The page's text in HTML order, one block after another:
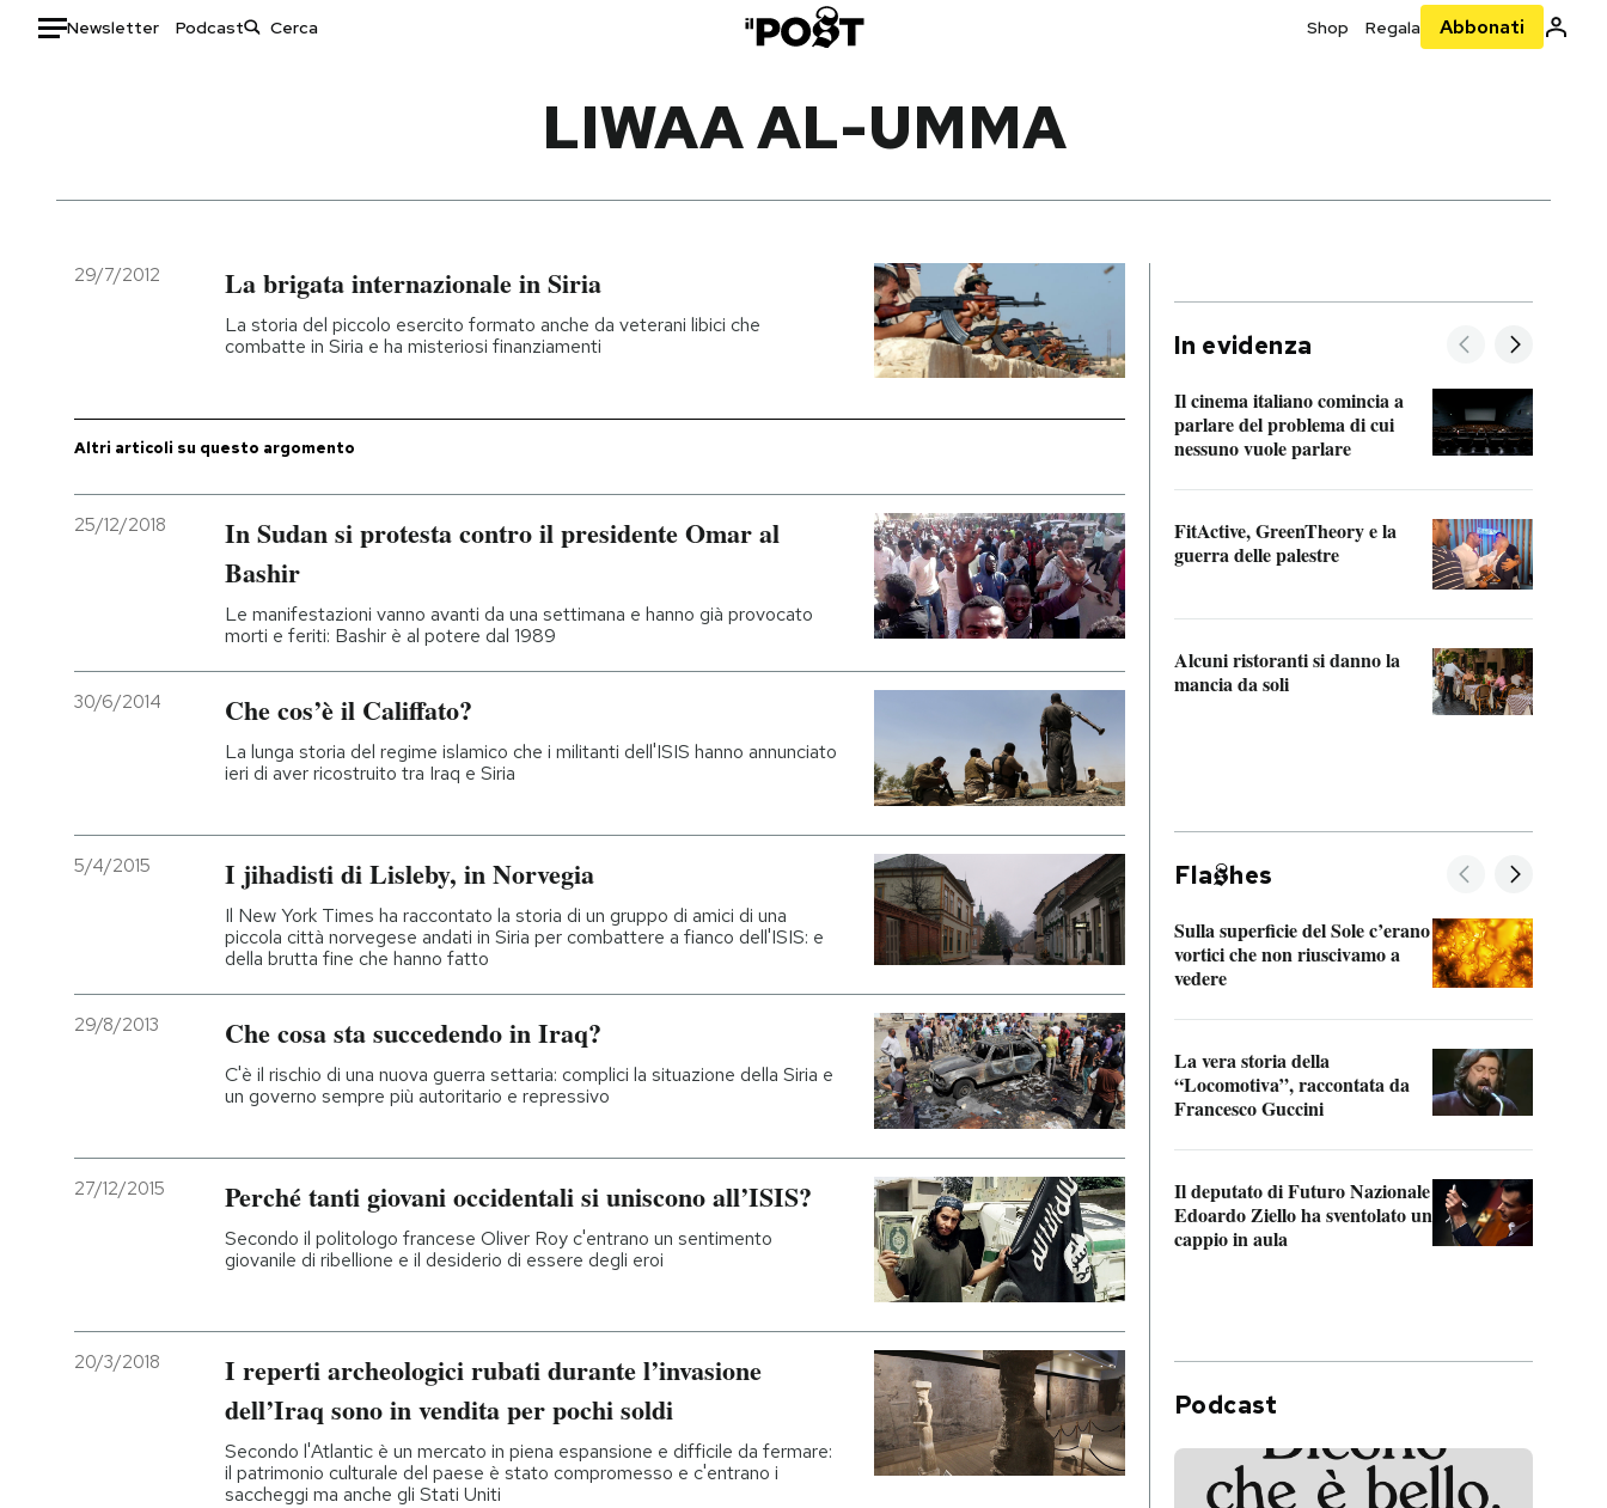
Newsletter Podcast Shop Regala Abbonati
Italia
Politica
Economia
Moda
Storie/Idee
Ok Boomer!
Altrecose
Entra
LIWAA AL-UMMA
29/7/2012 La brigata internazionale in Siria
La storia del piccolo esercito formato anche da veterani libici che
combatte in Siria e ha misteriosi finanziamenti
Altri articoli su questo argomento
25/12/2018
In Sudan si protesta contro il presidente Omar al
Bashir
Le manifestazioni vanno avanti da una settimana e hanno già provocato
morti e feriti: Bashir è al potere dal 1989
30/6/2014 Che cos’è il Califfato?
La lunga storia del regime islamico che i militanti dell'ISIS hanno annunciato
ieri di aver ricostruito tra Iraq e Siria
5/4/2015 I jihadisti di Lisleby, in Norvegia
Il New York Times ha raccontato la storia di un gruppo di amici di una
piccola città norvegese andati in Siria per combattere a fianco dell'ISIS: e
della brutta fine che hanno fatto
29/8/2013 Che cosa sta succedendo in Iraq?
C'è il rischio di una nuova guerra settaria: complici la situazione della Siria e
un governo sempre più autoritario e repressivo
27/12/2015 Perché tanti giovani occidentali si uniscono all’ISIS?
Secondo il politologo francese Oliver Roy c'entrano un sentimento
giovanile di ribellione e il desiderio di essere degli eroi
20/3/2018
I reperti archeologici rubati durante l’invasione
dell’Iraq sono in vendita per pochi soldi
Secondo l'Atlantic è un mercato in piena espansione e difficile da fermare:
il patrimonio culturale del paese è stato compromesso e c'entrano i
saccheggi ma anche gli Stati Uniti
In evidenza
Il cinema italiano comincia a
parlare del problema di cui
nessuno vuole parlare
FitActive, GreenTheory e la
guerra delle palestre
Alcuni ristoranti si danno la
mancia da soli
Fla hes
Sulla superficie del Sole c’erano
vortici che non riuscivamo a
vedere
La vera storia della
“Locomotiva”, raccontata da
Francesco Guccini
Il deputato di Futuro Nazionale
Edoardo Ziello ha sventolato un
cappio in aula
Podcast